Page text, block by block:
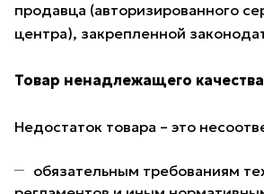
продавца (авторизированного
центра), закрепленной
Товар ненадлежащего качества
Недостаток товара – это
обязательным требованиям